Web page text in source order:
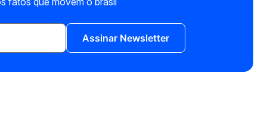
Assinar Newsletter